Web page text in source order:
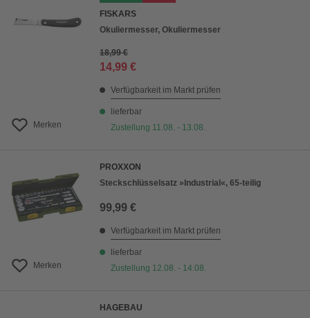
Merken
FISKARS
Okuliermesser, Okuliermesser
18,99 €
14,99 €
Verfügbarkeit im Markt prüfen
lieferbar
Zustellung 11.08. - 13.08.
Merken
PROXXON
Steckschlüsselsatz »Industrial«, 65-teilig
99,99 €
Verfügbarkeit im Markt prüfen
lieferbar
Zustellung 12.08. - 14.08.
HAGEBAU